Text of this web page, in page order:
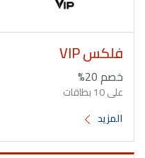
فلكس VIP
خصم 20%
على 10 بطاقات
المزيد